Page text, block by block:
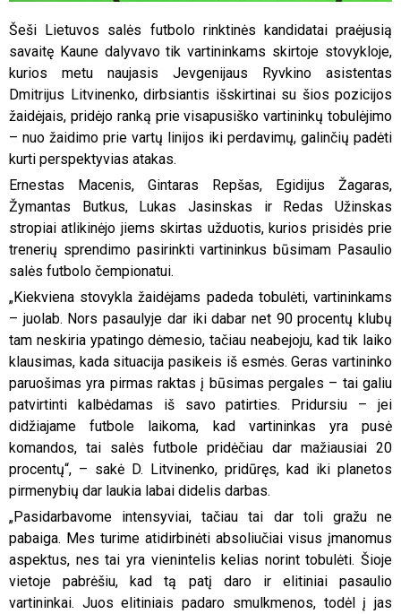
Šeši Lietuvos salės futbolo rinktinės kandidatai praėjusią
savaitę Kaune dalyvavo tik vartininkams skirtoje stovykloje,
kurios metu naujasis Jevgenijaus Ryvkino asistentas
Dmitrijus Litvinenko, dirbsiantis išskirtinai su šios pozicijos
žaidėjais, pridėjo ranką prie visapusiško vartininkų tobulėjimo
– nuo žaidimo prie vartų linijos iki perdavimų, galinčių padėti
kurti perspektyvias atakas.
Ernestas Macenis, Gintaras Repšas, Egidijus Žagaras,
Žymantas Butkus, Lukas Jasinskas ir Redas Užinskas
stropiai atlikinėjo jiems skirtas užduotis, kurios prisidės prie
trenerių sprendimo pasirinkti vartininkus būsimam Pasaulio
salės futbolo čempionatui.
„Kiekviena stovykla žaidėjams padeda tobulėti, vartininkams
– juolab. Nors pasaulyje dar iki dabar net 90 procentų klubų
tam neskiria ypatingo dėmesio, tačiau neabejoju, kad tik laiko
klausimas, kada situacija pasikeis iš esmės. Geras vartininko
paruošimas yra pirmas raktas į būsimas pergales – tai galiu
patvirtinti kalbėdamas iš savo patirties. Pridursiu – jei
didžiajame futbole laikoma, kad vartininkas yra pusė
komandos, tai salės futbole pridėčiau dar mažiausiai 20
procentų“, – sakė D. Litvinenko, pridūręs, kad iki planetos
pirmenybių dar laukia labai didelis darbas.
„Pasidarbavome intensyviai, tačiau tai dar toli gražu ne
pabaiga. Mes turime atidirbinėti absoliučiai visus įmanomus
aspektus, nes tai yra vienintelis kelias norint tobulėti. Šioje
vietoje pabrėšiu, kad tą patį daro ir elitiniai pasaulio
vartininkai. Juos elitiniais padaro smulkmenos, todėl į jas